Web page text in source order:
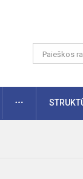
DAUGIAU